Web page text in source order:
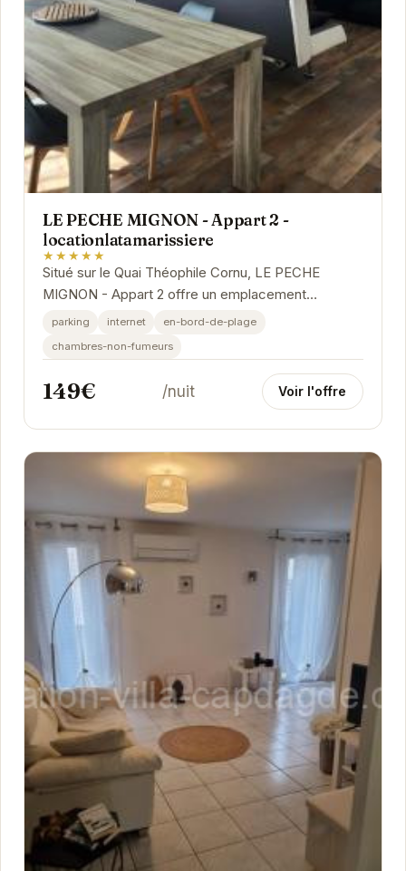
LE PECHE MIGNON - Appart 2 -
locationlatamarissiere
★★★★★
Situé sur le Quai Théophile Cornu, LE PECHE
MIGNON - Appart 2 offre un emplacement
privilégié pour explorer Agde. Avec ses
parking internet
en-bord-de-plage
chambres-non-fumeurs
149€ /nuit Voir l'offre